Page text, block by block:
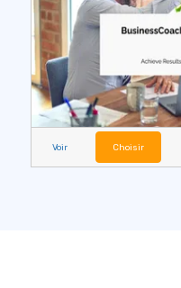
Voir Choisir